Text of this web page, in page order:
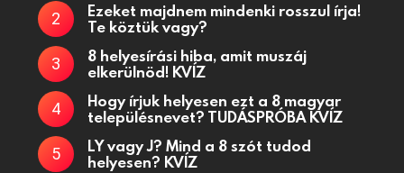
Ezeket majdnem mindenki rosszul írja!
Te köztük vagy?
8 helyesírási hiba, amit muszáj
elkerülnöd! KVÍZ
Hogy írjuk helyesen ezt a 8 magyar
településnevet? TUDÁSPRÓBA KVÍZ
LY vagy J? Mind a 8 szót tudod
helyesen? KVÍZ